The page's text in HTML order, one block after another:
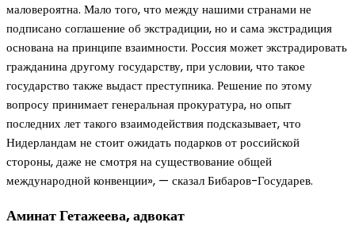
маловероятна. Мало того, что между нашими странами не
подписано соглашение об экстрадиции, но и сама экстрадиция
основана на принципе взаимности. Россия может экстрадировать
гражданина другому государству, при условии, что такое
государство также выдаст преступника. Решение по этому
вопросу принимает генеральная прокуратура, но опыт
последних лет такого взаимодействия подсказывает, что
Нидерландам не стоит ожидать подарков от российской
стороны, даже не смотря на существование общей
международной конвенции», — сказал Бибаров-Государев.
Аминат Гетажеева, адвокат